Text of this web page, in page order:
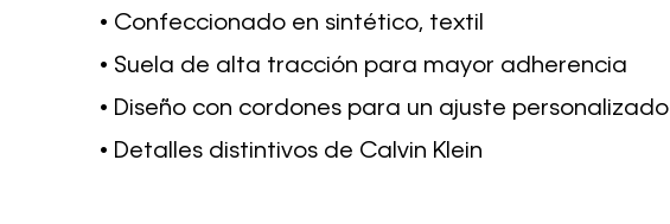
• Confeccionado en sintético, textil
• Suela de alta tracción para mayor adherencia
• Diseño con cordones para un ajuste personalizado
• Detalles distintivos de Calvin Klein